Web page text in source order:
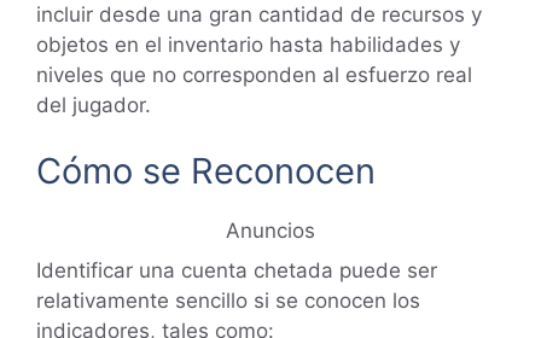
incluir desde una gran cantidad de recursos y
objetos en el inventario hasta habilidades y
niveles que no corresponden al esfuerzo real
del jugador.
Cómo se Reconocen
Anuncios
Identificar una cuenta chetada puede ser
relativamente sencillo si se conocen los
indicadores, tales como: